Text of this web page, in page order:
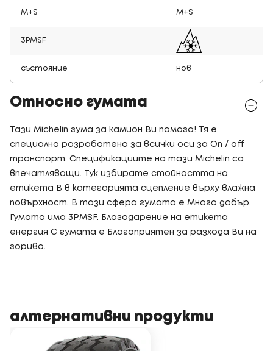
M+S M+S
3PMSF
състояние нов
Относно гумата
Тази Michelin гума за камион Ви помага! Тя е
специално разработена за всички оси за On / off
транспорт. Спецификациите на тази Michelin са
впечатляващи. Тук избирате стойността на
етикета B в категорията сцепление върху влажна
повърхност. В тази сфера гумата е Много добър.
Гумата има 3PMSF. Благодарение на етикета
енергия C гумата е Благоприятен за разхода Ви на
гориво.
алтернативни продукти